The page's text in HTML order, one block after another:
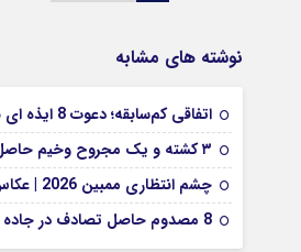
نوشته های مشابه
اتفاقی کم‌سابقه؛ دعوت 8 ایذه ای به اردوی تیم کشتی فرنگی بزرگسالان
۳ کشته و یک مجروح وخیم حاصل تصادف شبانه در ایذه
چشم انتظاری ممبین 2026 | عکاس: وحید اورکی
8 مصدوم حاصل تصادف در جاده سوسن